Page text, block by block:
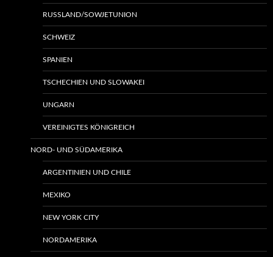
RUSSLAND/SOWJETUNION
SCHWEIZ
SPANIEN
TSCHECHIEN UND SLOWAKEI
UNGARN
VEREINIGTES KÖNIGREICH
NORD- UND SÜDAMERIKA
ARGENTINIEN UND CHILE
MEXIKO
NEW YORK CITY
NORDAMERIKA